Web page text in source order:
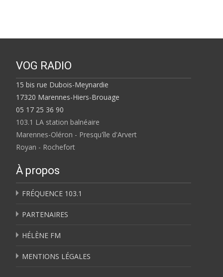
VOG RADIO
15 bis rue Dubois-Meynardie
17320 Marennes-Hiers-Brouage
05 17 25 36 90
103.1 LA station balnéaire
Marennes-Oléron - Presqu'île d'Arvert
Royan - Rochefort
À propos
FRÉQUENCE 103.1
PARTENAIRES
HÉLÈNE FM
MENTIONS LÉGALES